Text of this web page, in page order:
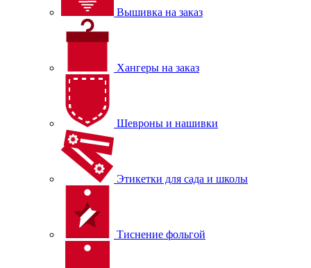
Вышивка на заказ
Хангеры на заказ
Шевроны и нашивки
Этикетки для сада и школы
Тиснение фольгой